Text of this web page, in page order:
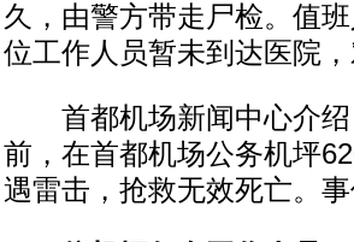
久，由警方带走尸检。值
位工作人员暂未到达医院
首都机场新闻中心介绍
前，在首都机场公务机坪
遇雷击，抢救无效死亡。